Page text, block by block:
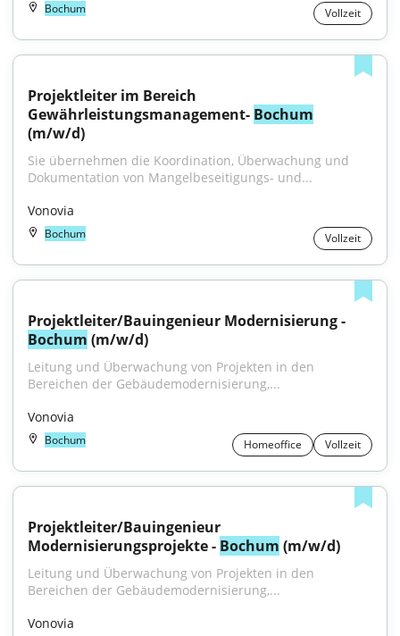
Bochum Vollzeit
Projektleiter im Bereich
Gewährleistungsmanagement- Bochum
(m/w/d)
Sie übernehmen die Koordination, Überwachung und
Dokumentation von Mangelbeseitigungs- und...
Vonovia
Bochum Vollzeit
Bochum (m/w/d)
Leitung und Überwachung von Projekten in den
Bereichen der Gebäudemodernisierung,...
Vonovia
Bochum Homeoffice Vollzeit
Projektleiter/Bauingenieur
Modernisierungsprojekte - Bochum (m/w/d)
Leitung und Überwachung von Projekten in den
Bereichen der Gebäudemodernisierung,...
Vonovia